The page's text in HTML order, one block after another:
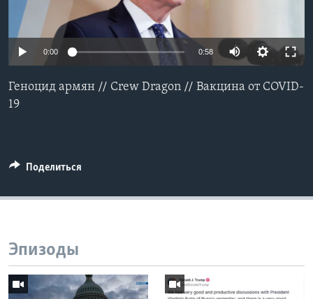
Learning English
СОЦИАЛЬНЫЕ СЕТИ
0:00 0:58
Геноцид армян // Crew Dragon // Вакцина от COVID-
19
Поделиться
Эпизоды